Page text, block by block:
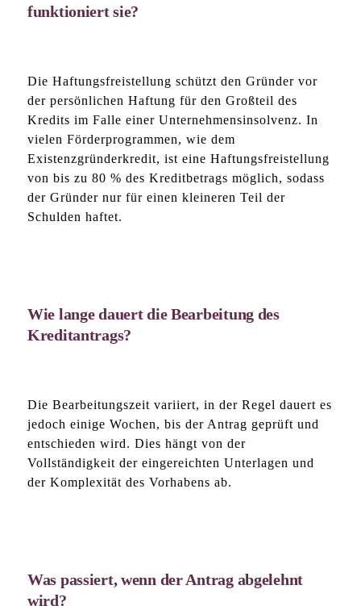
funktioniert sie?
Die Haftungsfreistellung schützt den Gründer vor
der persönlichen Haftung für den Großteil des
Kredits im Falle einer Unternehmensinsolvenz. In
vielen Förderprogrammen, wie dem
Existenzgründerkredit, ist eine Haftungsfreistellung
von bis zu 80 % des Kreditbetrags möglich, sodass
der Gründer nur für einen kleineren Teil der
Schulden haftet.
Wie lange dauert die Bearbeitung des
Kreditantrags?
Die Bearbeitungszeit variiert, in der Regel dauert es
jedoch einige Wochen, bis der Antrag geprüft und
entschieden wird. Dies hängt von der
Vollständigkeit der eingereichten Unterlagen und
der Komplexität des Vorhabens ab.
Was passiert, wenn der Antrag abgelehnt
wird?